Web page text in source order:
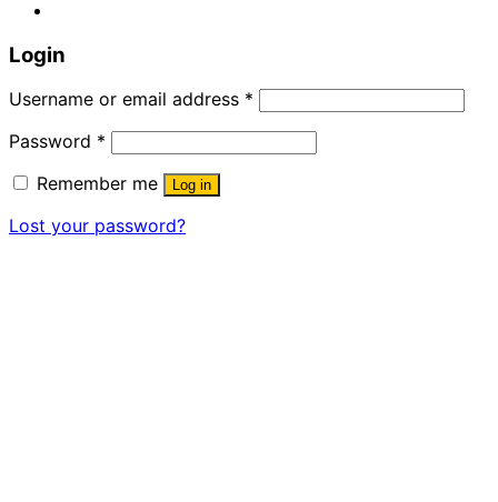
Login
Username or email address *
Password *
Remember me
Log in
Lost your password?